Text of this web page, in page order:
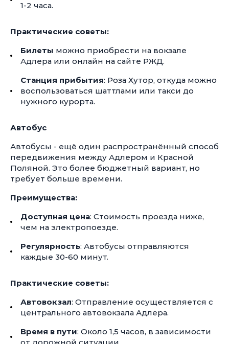
1-2 часа.
Практические советы:
Билеты можно приобрести на вокзале
Адлера или онлайн на сайте РЖД.
Станция прибытия: Роза Хутор, откуда можно
воспользоваться шаттлами или такси до
нужного курорта.
Автобус
Автобусы - ещё один распространённый способ
передвижения между Адлером и Красной
Поляной. Это более бюджетный вариант, но
требует больше времени.
Преимущества:
Доступная цена: Стоимость проезда ниже,
чем на электропоезде.
Регулярность: Автобусы отправляются
каждые 30-60 минут.
Практические советы:
Автовокзал: Отправление осуществляется с
центрального автовокзала Адлера.
Время в пути: Около 1,5 часов, в зависимости